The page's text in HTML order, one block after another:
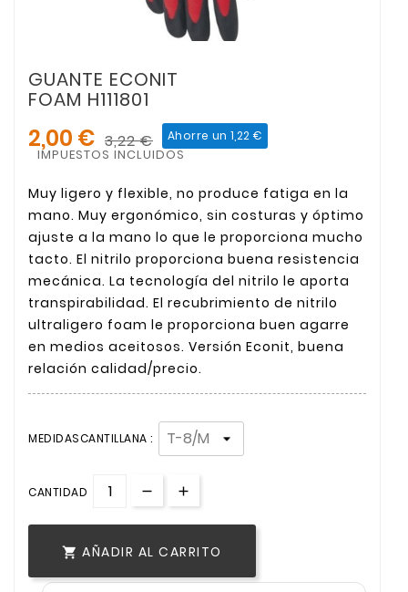
GUANTE ECONIT
FOAM H111801
2,00 € 3,22 € Ahorre un 1,22 €
IMPUESTOS INCLUIDOS
Muy ligero y flexible, no produce fatiga en la
mano. Muy ergonómico, sin costuras y óptimo
ajuste a la mano lo que le proporciona mucho
tacto. El nitrilo proporciona buena resistencia
mecánica. La tecnología del nitrilo le aporta
transpirabilidad. El recubrimiento de nitrilo
ultraligero foam le proporciona buen agarre
en medios aceitosos. Versión Econit, buena
relación calidad/precio.
MEDIDASCANTILLANA :
CANTIDAD
 AÑADIR AL CARRITO